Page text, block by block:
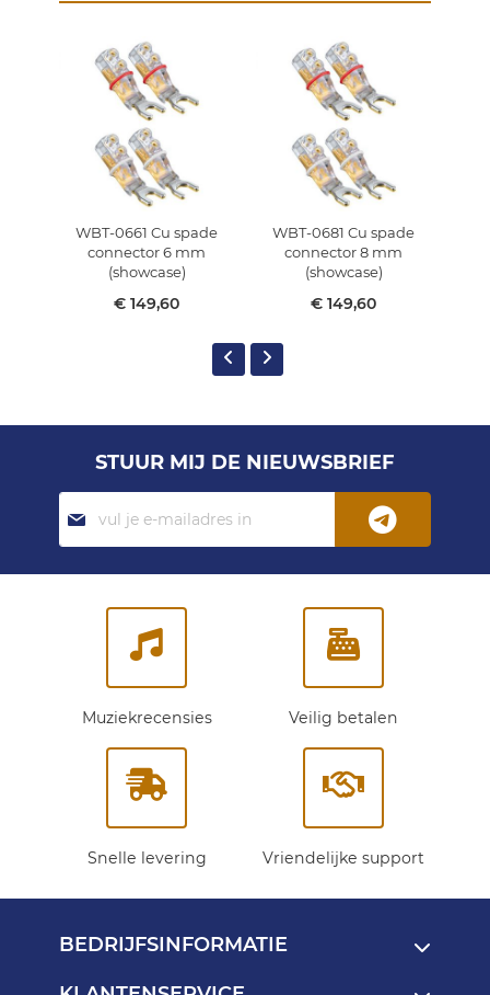
WBT-0661 Cu spade
connector 6 mm
(showcase)
€ 149,60
WBT-0681 Cu spade
connector 8 mm
(showcase)
€ 149,60
STUUR MIJ DE NIEUWSBRIEF
Abonneer
je
op
Muziekrecensies Veilig betalen
Snelle levering Vriendelijke support
BEDRIJFSINFORMATIE